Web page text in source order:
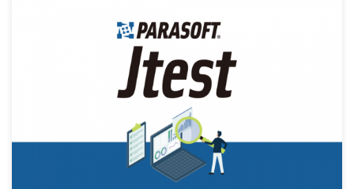
Parasoft Jtest 2023.1 がリリースされました。 Parasoft Jtest 2 […]